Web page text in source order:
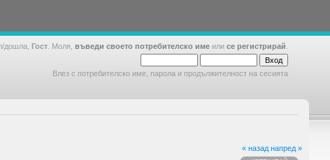
дошла, Гост . Моля, въведи своето потребителско име или се регистрирай
Влез с потребителско име, парола и продължителност на сесията
« назад напред »